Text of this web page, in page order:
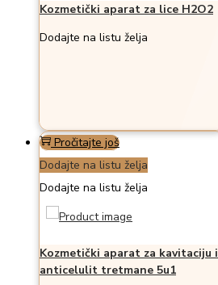
Kozmetički aparat za lice H2O2
Dodajte na listu želja
Pročitajte još
Dodajte na listu želja
Dodajte na listu želja
Kozmetički aparat za kavitaciju i
anticelulit tretmane 5u1